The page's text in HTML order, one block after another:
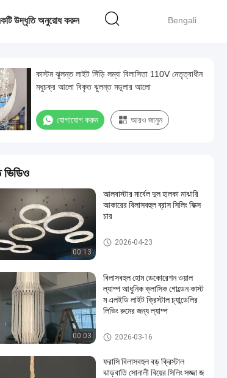
Bengali
উদ্ধৃতি অনুরোধ করুন
কাস্টম ঝুলন্ত লাইট সিঁড়ি লম্বা বিলাসিতা 110V নেতৃত্বাধীন
মধুচক্র আলো বিকৃত ঝুলন্ত মডুলার আলো
যোগাযোগ করুন আরও জানুন
ভিডিও
00:13
আলবাস্টার মার্বেল দুল হালকা মাঝারি
আকারের বিলাসবহুল ব্রাস সিলিং ফিক্স
চার
বড় চ্যান্ডেলিয়ার
2026-04-23
00:03
বিলাসবহুল হোম ডেকোরেশন ওয়াল
ল্যাম্প আধুনিক ক্লাসিক গোল্ডেন কাস্ট
ম এলইডি লাইট ক্রিস্টাল চ্যান্ডেলির
লিভিং রুমের জন্য ল্যাম্প
বড় চ্যান্ডেলিয়ার
2026-03-16
ফরাসি বিলাসবহুল বড় ক্রিস্টাল
ঝাড়বাতি সোনালী বিয়ের সিলিং সজ্জা জ